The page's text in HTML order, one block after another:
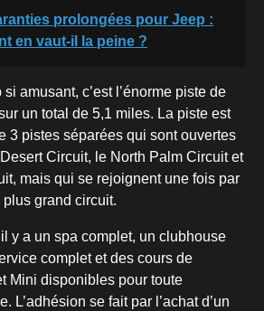
prolongées pour Jeep :
en vaut-il la peine ?
amusant, c’est l’énorme piste de
un total de 5,1 miles. La piste est
3 pistes séparées qui sont ouvertes
Circuit, le North Palm Circuit et
mais qui se rejoignent une fois par
grand circuit.
y a un spa complet, un clubhouse
complet et des cours de
Mini disponibles pour toute
L’adhésion se fait par l’achat d’un